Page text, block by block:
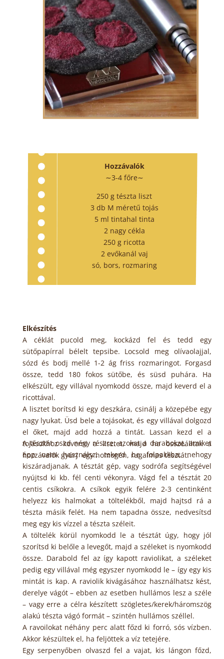
Hozzávalók
∼3-4 főre∼
250 g tészta liszt
3 db M méretű tojás
5 ml tintahal tinta
2 nagy cékla
250 g ricotta
2 evőkanál vaj
só, bors, rozmaring
Elkészítés
A céklát pucold meg, kockázd fel és tedd egy
sütőpapírral bélelt tepsibe. Locsold meg olívaolajjal,
sózd és bodj mellé 1-2 ág friss rozmaringot. Forgasd
össze, tedd 180 fokos sütőbe, és süsd puhára. Ha
elkészült, egy villával nyomkodd össze, majd keverd el a
ricottával.
A lisztet borítsd ki egy deszkára, csinálj a közepébe egy
nagy lyukat. Üsd bele a tojásokat, és egy villával dolgozd
el őket, majd add hozzá a tintát. Lassan kezd el a
tojásokhoz keverni a lisztet, majd ha összeálltak a
hozzávalók gyúrj egy homogén, rugalmas tésztát.
A tésztát oszd négy részre, azokat a darabokat, amiket
épp nem használsz, tekerd be folpakkba, nehogy
kiszáradjanak. A tésztát gép, vagy sodrófa segítségével
nyújtsd ki kb. fél centi vékonyra. Vágd fel a tésztát 20
centis csíkokra. A csíkok egyik felére 2-3 centinként
helyezz kis halmokat a töltelékből, majd hajtsd rá a
tészta másik felét. Ha nem tapadna össze, nedvesítsd
meg egy kis vízzel a tészta széleit.
A töltelék körül nyomkodd le a tésztát úgy, hogy jól
szorítsd ki belőle a levegőt, majd a széleket is nyomkodd
össze. Darabold fel az így kapott raviolikat, a széleket
pedig egy villával még egyszer nyomkodd le – így egy kis
mintát is kap. A raviolik kivágásához használhatsz kést,
derelye vágót – ebben az esetben hullámos lesz a széle
– vagy erre a célra készített szögletes/kerek/háromszög
alakú tészta vágó formát – szintén hullámos széllel.
A ravoilokat néhány perc alatt főzd ki forró, sós vízben.
Akkor készültek el, ha feljöttek a víz tetejére.
Egy serpenyőben olvaszd fel a vajat, kis lángon főzd,